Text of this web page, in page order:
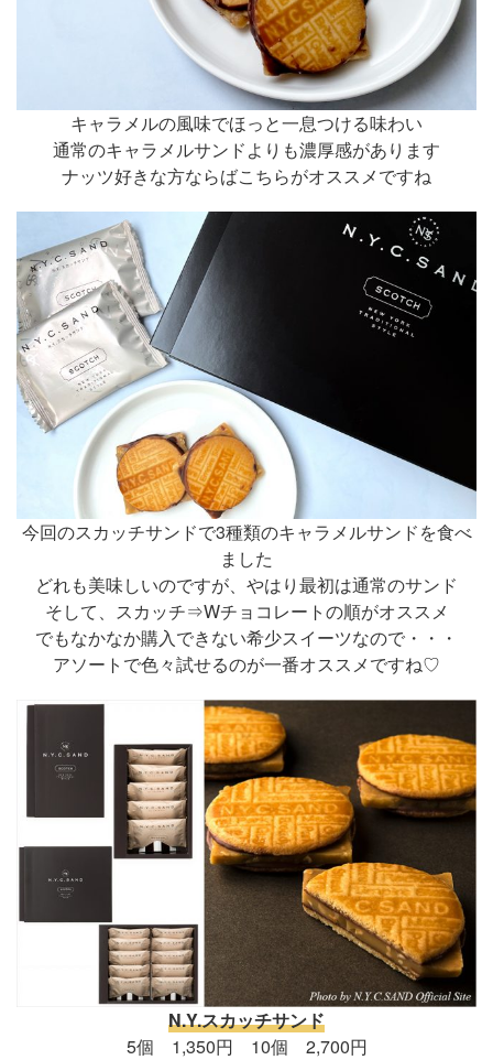
キャラメルの風味でほっと一息つける味わい
通常のキャラメルサンドよりも濃厚感があります
ナッツ好きな方ならばこちらがオススメですね
今回のスカッチサンドで3種類のキャラメルサンドを食べ
ました
どれも美味しいのですが、やはり最初は通常のサンド
そして、スカッチ⇒Wチョコレートの順がオススメ
でもなかなか購入できない希少スイーツなので・・・
アソートで色々試せるのが一番オススメですね♡
N.Y.スカッチサンド
5個 1,350円 10個 2,700円